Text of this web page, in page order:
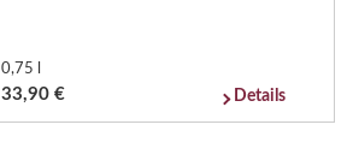
0,75 l
33,90 € Details